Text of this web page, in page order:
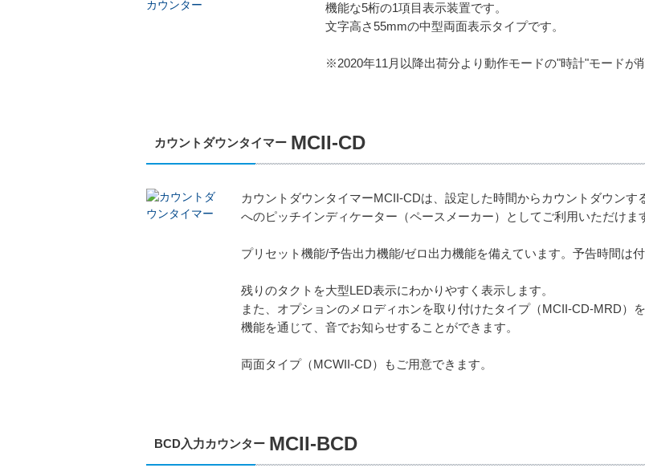
機能な5桁の1項目表示装置です。
文字高さ55mmの中型両面表示タイプです。
※2020年11月以降出荷分より動作モードの"時計"モードが
カウントダウンタイマー MCII-CD
カウントダウンタイマーMCII-CDは、設定した時間からカウントダウン
へのピッチインディケーター（ペースメーカー）としてご利用いただけま
プリセット機能/予告出力機能/ゼロ出力機能を備えています。予告時間は
残りのタクトを大型LED表示にわかりやすく表示します。
また、オプションのメロディホンを取り付けたタイプ（MCII-CD-MRD）
機能を通じて、音でお知らせすることができます。
両面タイプ（MCWII-CD）もご用意できます。
BCD入力カウンター MCII-BCD